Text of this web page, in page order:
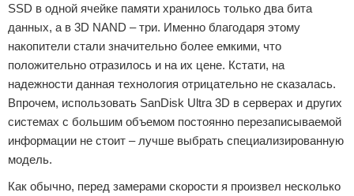
SSD в одной ячейке памяти хранилось только два бита
данных, а в 3D NAND – три. Именно благодаря этому
накопители стали значительно более емкими, что
положительно отразилось и на их цене. Кстати, на
надежности данная технология отрицательно не сказалась.
Впрочем, использовать SanDisk Ultra 3D в серверах и других
системах с большим объемом постоянно перезаписываемой
информации не стоит – лучше выбрать специализированную
модель.
Как обычно, перед замерами скорости я произвел несколько